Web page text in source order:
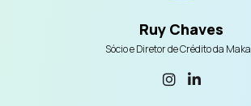
Ruy Chaves
Sócio e Diretor de Crédito da